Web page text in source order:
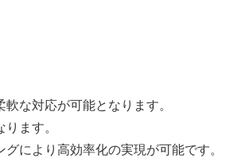
な対応が可能となります。
ます。
により高効率化の実現が可能です。